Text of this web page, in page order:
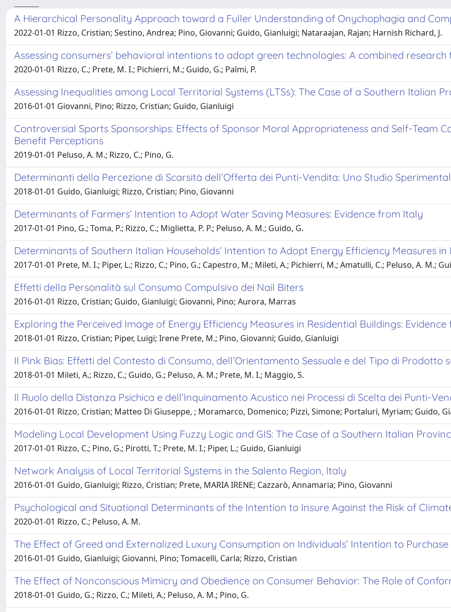
A Hierarchical Personality Approach toward a Fuller Understanding of Onychophagia and
2022-01-01 Rizzo, Cristian; Sestino, Andrea; Pino, Giovanni; Guido, Gianluigi; Nataraajan, Rajan; Harnish Richard, J.
Assessing consumers’ behavioral intentions to adopt green technologies: A combined
2020-01-01 Rizzo, C.; Prete, M. I.; Pichierri, M.; Guido, G.; Palmi, P.
Assessing Inequalities among Local Territorial Systems (LTSs): The Case of a Southern Italian
2016-01-01 Giovanni, Pino; Rizzo, Cristian; Guido, Gianluigi
Controversial Sports Sponsorships: Effects of Sponsor Moral Appropriateness and Self-Team
Benefit Perceptions
2019-01-01 Peluso, A. M.; Rizzo, C.; Pino, G.
Determinanti della Percezione di Scarsità dell’Offerta dei Punti-Vendita: Uno Studio
2018-01-01 Guido, Gianluigi; Rizzo, Cristian; Pino, Giovanni
Determinants of Farmers’ Intention to Adopt Water Saving Measures: Evidence from Italy
2017-01-01 Pino, G.; Toma, P.; Rizzo, C.; Miglietta, P. P.; Peluso, A. M.; Guido, G.
Determinants of Southern Italian Households’ Intention to Adopt Energy Efficiency Measures in
2017-01-01 Prete, M. I.; Piper, L.; Rizzo, C.; Pino, G.; Capestro, M.; Mileti, A.; Pichierri, M.; Amatulli, C.; Peluso, A. M.;
Effetti della Personalità sul Consumo Compulsivo dei Nail Biters
2016-01-01 Rizzo, Cristian; Guido, Gianluigi; Giovanni, Pino; Aurora, Marras
Exploring the Perceived Image of Energy Efficiency Measures in Residential Buildings:
2018-01-01 Rizzo, Cristian; Piper, Luigi; Irene Prete, M.; Pino, Giovanni; Guido, Gianluigi
Il Pink Bias: Effetti del Contesto di Consumo, dell’Orientamento Sessuale e del Tipo di Prodotto
2018-01-01 Mileti, A.; Rizzo, C.; Guido, G.; Peluso, A. M.; Prete, M. I.; Maggio, S.
Il Ruolo della Distanza Psichica e dell’Inquinamento Acustico nei Processi di Scelta dei Punti-
2016-01-01 Rizzo, Cristian; Matteo Di Giuseppe, ; Moramarco, Domenico; Pizzi, Simone; Portaluri, Myriam; Guido,
Modeling Local Development Using Fuzzy Logic and GIS: The Case of a Southern Italian
2017-01-01 Rizzo, C.; Pino, G.; Pirotti, T.; Prete, M. I.; Piper, L.; Guido, Gianluigi
Network Analysis of Local Territorial Systems in the Salento Region, Italy
2016-01-01 Guido, Gianluigi; Rizzo, Cristian; Prete, MARIA IRENE; Cazzarò, Annamaria; Pino, Giovanni
Psychological and Situational Determinants of the Intention to Insure Against the Risk of
2020-01-01 Rizzo, C.; Peluso, A. M.
The Effect of Greed and Externalized Luxury Consumption on Individuals’ Intention to
2016-01-01 Guido, Gianluigi; Giovanni, Pino; Tomacelli, Carla; Rizzo, Cristian
The Effect of Nonconscious Mimicry and Obedience on Consumer Behavior: The Role of
2018-01-01 Guido, G.; Rizzo, C.; Mileti, A.; Peluso, A. M.; Pino, G.